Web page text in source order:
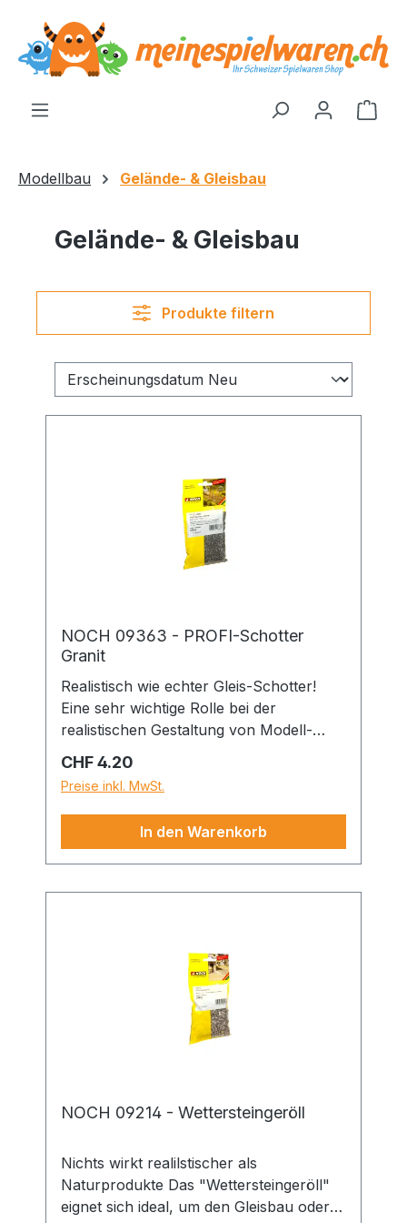
springen
Modellbau Gelände- & Gleisbau
Gelände- & Gleisbau
Produkte filtern
NOCH 09363 - PROFI-Schotter
Granit
Realistisch wie echter Gleis-Schotter!
Eine sehr wichtige Rolle bei der
realistischen Gestaltung von Modell-
Steinen zu. Gleis-Schotter wird in der
Regel regional abgebaut und spiegelt
daher die Farbe der Felsen und Steine
der Region wieder. Mit den
verschiedenen Schotter-Sorten von
untereinander auch prima mischen,
wodurch individuelle Farben entstehen.
Die Körnung des PROFI-Schotters
"Granit" für Spur H0 und TT beträgt 0,5
Regulärer Preis:
CHF 4.20
Preise inkl. MwSt.
In den Warenkorb
NOCH 09214 - Wettersteingeröll
Nichts wirkt realilstischer als
Naturprodukte Das "Wettersteingeröll"
eignet sich ideal, um den Gleisbau oder